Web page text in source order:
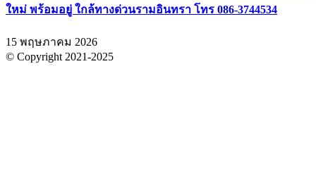
ใหม่ พร้อมอยู่ ใกล้ทางด่วนรามอินทรา โทร 086-3744534
15 พฤษภาคม 2026
© Copyright 2021-2025